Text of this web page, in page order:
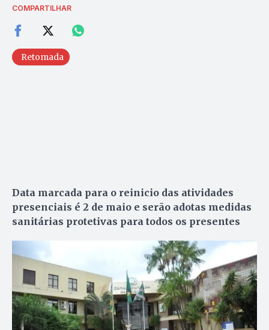
COMPARTILHAR
Retomada
Data marcada para o reinicio das atividades
presenciais é 2 de maio e serão adotas medidas
sanitárias protetivas para todos os presentes